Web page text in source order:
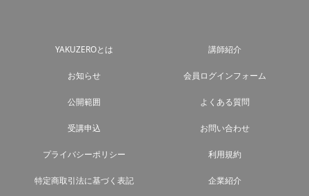
YAKUZEROとは 講師紹介
お知らせ 会員ログインフォーム
公開範囲 よくある質問
受講申込 お問い合わせ
プライバシーポリシー 利用規約
特定商取引法に基づく表記 企業紹介